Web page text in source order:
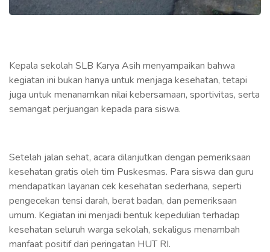
Kepala sekolah SLB Karya Asih menyampaikan bahwa
kegiatan ini bukan hanya untuk menjaga kesehatan, tetapi
juga untuk menanamkan nilai kebersamaan, sportivitas, serta
semangat perjuangan kepada para siswa.
Setelah jalan sehat, acara dilanjutkan dengan pemeriksaan
kesehatan gratis oleh tim Puskesmas. Para siswa dan guru
mendapatkan layanan cek kesehatan sederhana, seperti
pengecekan tensi darah, berat badan, dan pemeriksaan
umum. Kegiatan ini menjadi bentuk kepedulian terhadap
kesehatan seluruh warga sekolah, sekaligus menambah
manfaat positif dari peringatan HUT RI.